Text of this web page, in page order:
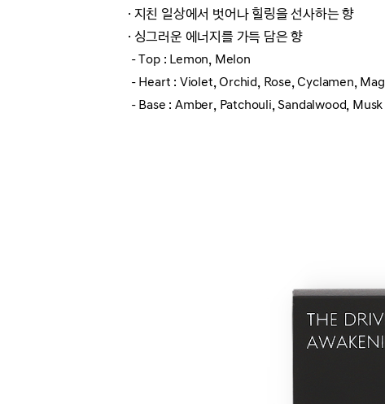
· 지친 일상에서 벗어나 힐링을 선사하는 향
· 싱그러운 에너지를 가득 담은 향
- Top : Lemon, Melon
- Heart : Violet, Orchid, Rose, Cyclamen, Mag
- Base : Amber, Patchouli, Sandalwood, Musk